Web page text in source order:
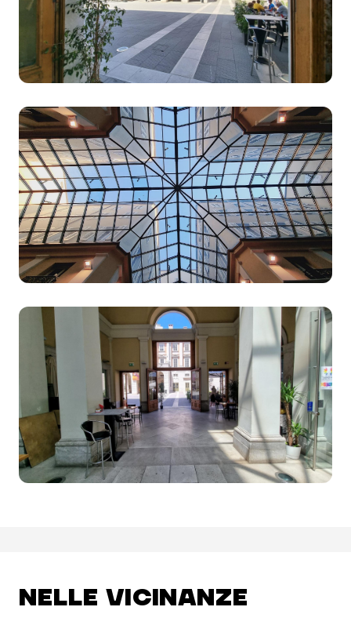
NELLE VICINANZE